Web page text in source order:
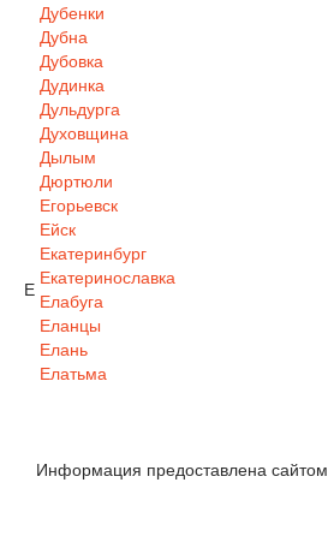
Дубенки
Дубна
Дубовка
Дудинка
Дульдурга
Духовщина
Дылым
Дюртюли
Е
Егорьевск
Ейск
Екатеринбург
Екатеринославка
Елабуга
Еланцы
Елань
Елатьма
Информация предоставлена сайтом